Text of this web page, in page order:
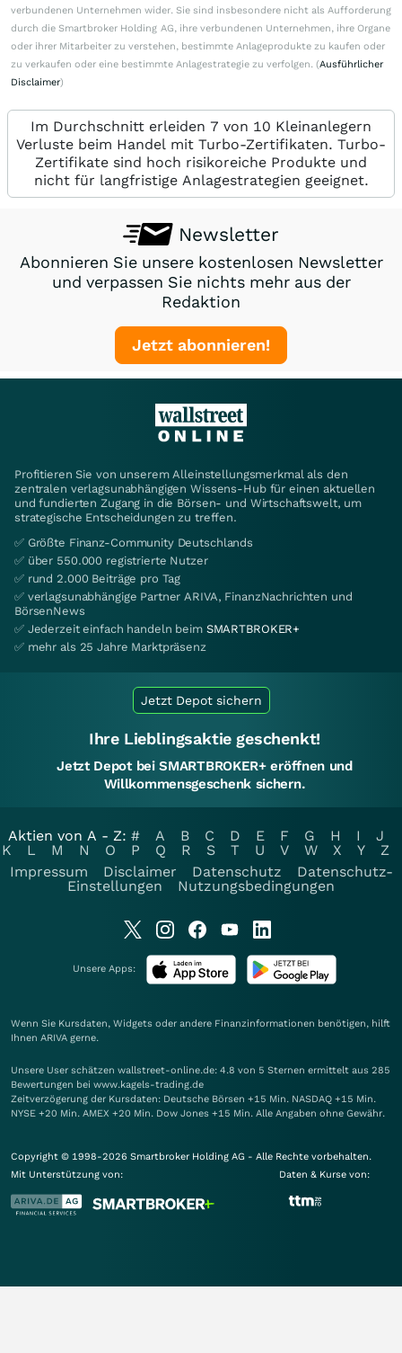
verbundenen Unternehmen wider. Sie sind insbesondere nicht als Aufforderung
durch die Smartbroker Holding AG, ihre verbundenen Unternehmen, ihre Organe
oder ihrer Mitarbeiter zu verstehen, bestimmte Anlageprodukte zu kaufen oder
zu verkaufen oder eine bestimmte Anlagestrategie zu verfolgen. (Ausführlicher
Disclaimer)
Im Durchschnitt erleiden 7 von 10 Kleinanlegern
Verluste beim Handel mit Turbo-Zertifikaten. Turbo-
Zertifikate sind hoch risikoreiche Produkte und
nicht für langfristige Anlagestrategien geeignet.
Newsletter
Abonnieren Sie unsere kostenlosen Newsletter
und verpassen Sie nichts mehr aus der
Redaktion
Jetzt abonnieren!
Profitieren Sie von unserem Alleinstellungsmerkmal als den
zentralen verlagsunabhängigen Wissens-Hub für einen aktuellen
und fundierten Zugang in die Börsen- und Wirtschaftswelt, um
strategische Entscheidungen zu treffen.
✅ Größte Finanz-Community Deutschlands
✅ über 550.000 registrierte Nutzer
✅ rund 2.000 Beiträge pro Tag
✅ verlagsunabhängige Partner ARIVA, FinanzNachrichten und
BörsenNews
✅ Jederzeit einfach handeln beim SMARTBROKER+
✅ mehr als 25 Jahre Marktpräsenz
Jetzt Depot sichern
Ihre Lieblingsaktie geschenkt!
Jetzt Depot bei SMARTBROKER+ eröffnen und
Willkommensgeschenk sichern.
Aktien von A - Z: # A B C D E F G H I
J
K
L M N O P Q R S T U V W X Y
Z
Impressum
Disclaimer Datenschutz
Datenschutz-
Einstellungen
Nutzungsbedingungen
Unsere Apps:
Wenn Sie Kursdaten, Widgets oder andere Finanzinformationen benötigen, hilft
Ihnen ARIVA gerne.
Unsere User schätzen wallstreet-online.de: 4.8 von 5 Sternen ermittelt aus 285
Bewertungen bei www.kagels-trading.de
Zeitverzögerung der Kursdaten: Deutsche Börsen +15 Min. NASDAQ +15 Min.
NYSE +20 Min. AMEX +20 Min. Dow Jones +15 Min. Alle Angaben ohne Gewähr.
Copyright © 1998-2026 Smartbroker Holding AG - Alle Rechte vorbehalten.
Mit Unterstützung von:
Daten & Kurse von: